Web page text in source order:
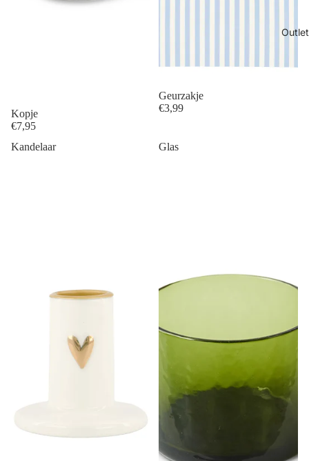
Outlet
Kopje
€7,95
Geurzakje
€3,99
Kandelaar Glas